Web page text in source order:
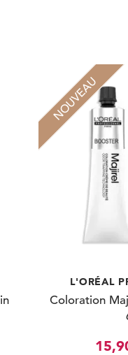
NOUVEAU
L'ORÉAL
Coloration